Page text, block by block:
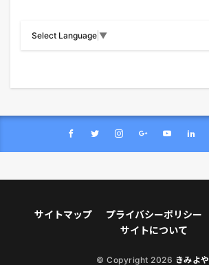
Select Language ▼
サイトマップ プライバシーポリシー
サイトについて
© Copyright 2026 きみよや